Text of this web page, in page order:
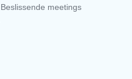
Beslissende meetings